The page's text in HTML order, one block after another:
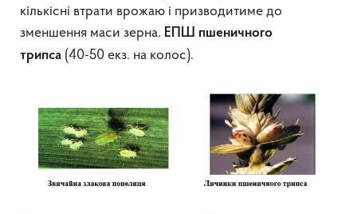
кількісні втрати врожаю і призводитиме до
зменшення маси зерна. ЕПШ пшеничного
трипса (40-50 екз. на колос).